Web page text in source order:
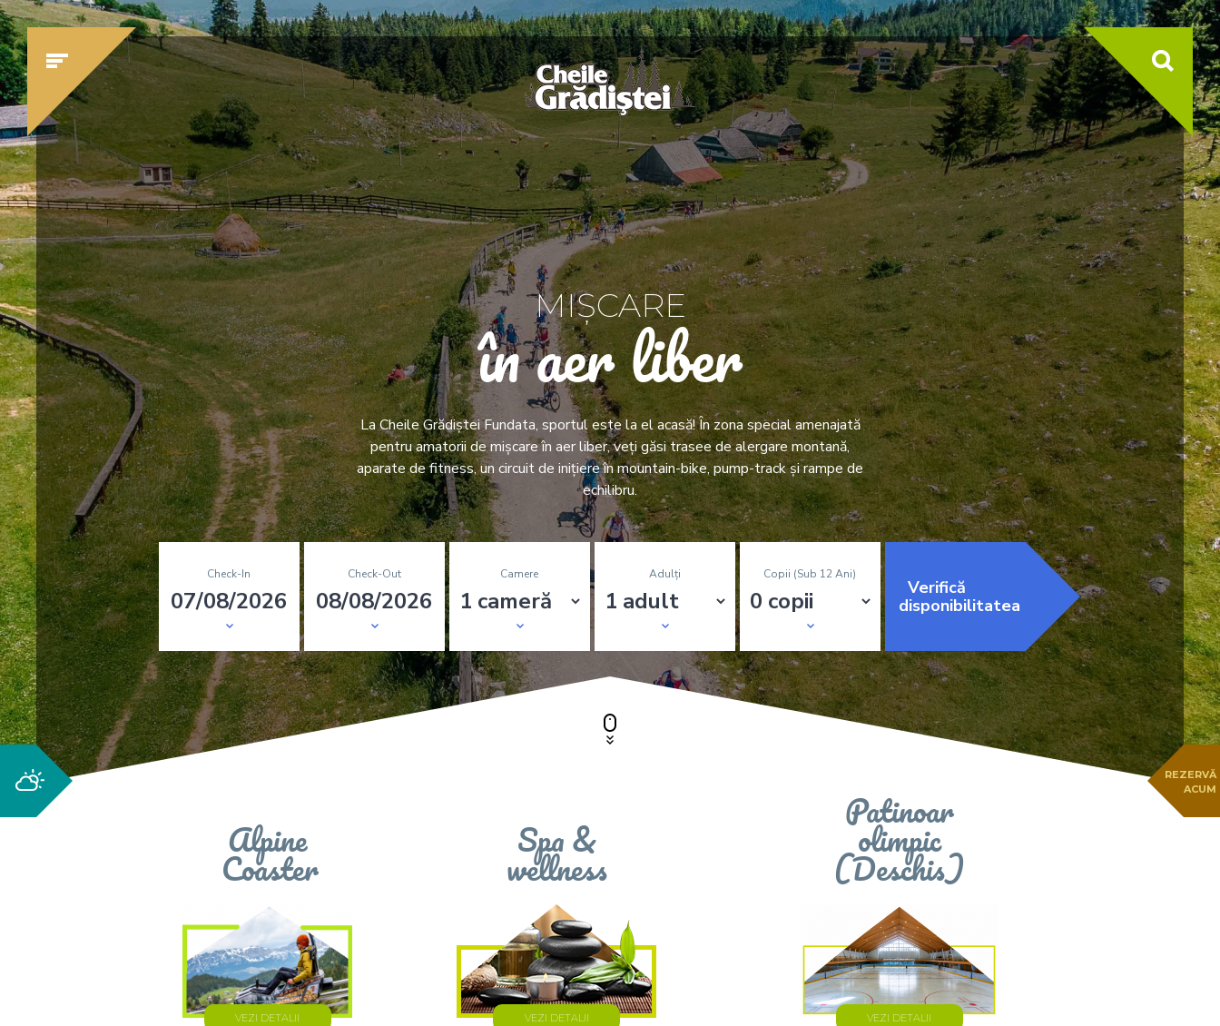
REZERVĂ
ACUM
MIȘCARE
în aer liber
La Cheile Grădiștei Fundata, sportul este la el acasă! În zona special amenajată
pentru amatorii de mișcare în aer liber, veți găsi trasee de alergare montană,
aparate de fitness, un circuit de inițiere în mountain-bike, pump-track și rampe de
echilibru.
Check-In Check-Out Camere Adulți Copii (sub 12 Ani)
Verifică
disponibilitatea
Alpine
Coaster
VEZI DETALII
Spa &
wellness
VEZI DETALII
Patinoar
olimpic
(Deschis)
VEZI DETALII